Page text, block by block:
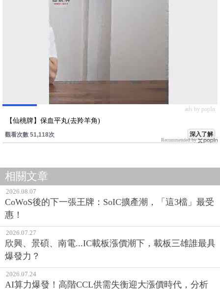
ads by popIn
【仙桃牌】保血平丸(去羚羊角)
觀看次數 51,118次 深入了解
Recommended by
相關文章
2026.08.07
CoWoS後的下一張王牌：SoIC擴產潮，「這3檔」最受
惠！
2026.07.27
欣興、景碩、南電...IC載板漲價潮下，載板三雄誰最具
爆發力？
2026.07.24
AI算力爆發！高階CCL供需失衡迎大漲價時代，分析